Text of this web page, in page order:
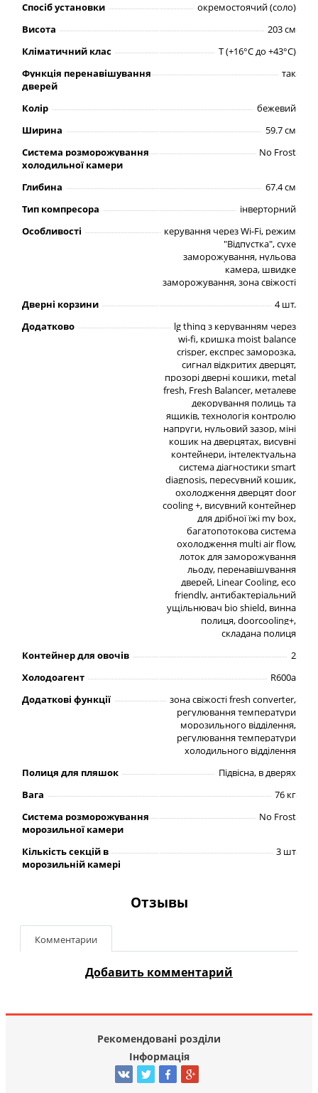
Спосіб установки
окремостоячий (соло)
Висота
203 см
Кліматичний клас
Т (+16°C до +43°C)
Функція перенавішування
дверей
так
Колір
бежевий
Ширина
59.7 см
Система розморожування
холодильної камери
No Frost
Глибина
67.4 см
Тип компресора
інверторний
Особливості
керування через Wi-Fi, режим
"Відпустка", сухе
заморожування, нульова
камера, швидке
заморожування, зона свіжості
Дверні корзини
4 шт.
Додатково
lg thinq з керуванням через
wi-fi, кришка moist balance
crisper, експрес заморозка,
сигнал відкритих дверцят,
прозорі дверні кошики, metal
fresh, Fresh Balancer, металеве
декорування полиць та
ящиків, технологія контролю
напруги, нульовий зазор, міні
кошик на дверцятах, висувні
контейнери, інтелектуальна
система діагностики smart
diagnosis, пересувний кошик,
охолодження дверцят door
cooling +, висувний контейнер
для дрібної їжі my box,
багатопотокова система
охолодження multi air flow,
лоток для заморожування
льоду, перенавішування
дверей, Linear Cooling, eco
friendly, антибактеріальний
ущільнювач bio shield, винна
полиця, doorcooling+,
складана полиця
Контейнер для овочів
2
Холодоагент
R600a
Додаткові функції
зона свіжості fresh converter,
регулювання температури
морозильного відділення,
регулювання температури
холодильного відділення
Полиця для пляшок
Підвісна, в дверях
Вага
76 кг
Система розморожування
морозильної камери
No Frost
Кількість секцій в
морозильній камері
3 шт
Отзывы
Комментарии
Добавить комментарий
Рекомендовані розділи
Інформація